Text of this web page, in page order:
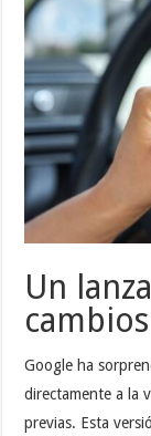
Un
Google ha
directamente a la
previas. Esta